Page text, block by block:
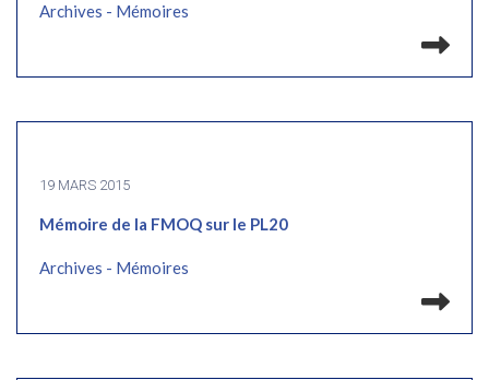
Archives - Mémoires
19 MARS 2015
Mémoire de la FMOQ sur le PL20
Archives - Mémoires